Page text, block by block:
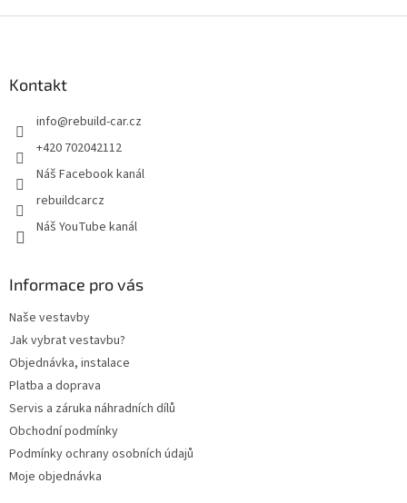
Kontakt
info@rebuild-car.cz
+420 702042112
Náš Facebook kanál
rebuildcarcz
Náš YouTube kanál
Informace pro vás
Naše vestavby
Jak vybrat vestavbu?
Objednávka, instalace
Platba a doprava
Servis a záruka náhradních dílů
Obchodní podmínky
Podmínky ochrany osobních údajů
Moje objednávka